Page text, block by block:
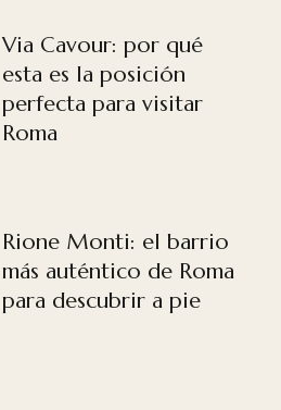
Via Cavour: por qué
esta es la posición
perfecta para visitar
Roma
Rione Monti: el barrio
más auténtico de Roma
para descubrir a pie